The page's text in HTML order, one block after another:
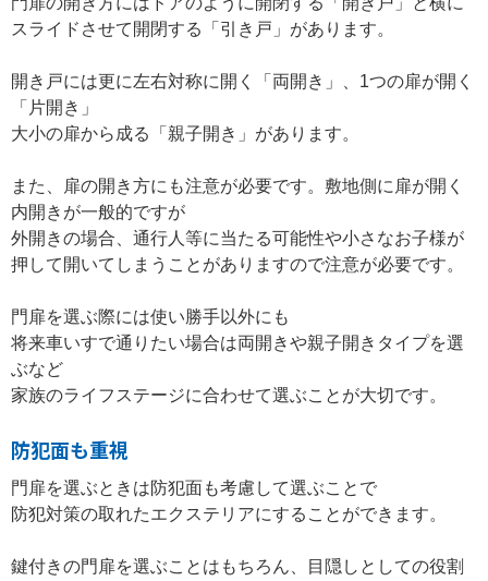
スライドさせて開閉する「引き戸」があります。
開き戸には更に左右対称に開く「両開き」、1つの扉が開く
「片開き」
大小の扉から成る「親子開き」があります。
また、扉の開き方にも注意が必要です。敷地側に扉が開く
内開きが一般的ですが
外開きの場合、通行人等に当たる可能性や小さなお子様が
押して開いてしまうことがありますので注意が必要です。
門扉を選ぶ際には使い勝手以外にも
将来車いすで通りたい場合は両開きや親子開きタイプを選
ぶなど
家族のライフステージに合わせて選ぶことが大切です。
防犯面も重視
門扉を選ぶときは防犯面も考慮して選ぶことで
防犯対策の取れたエクステリアにすることができます。
鍵付きの門扉を選ぶことはもちろん、目隠しとしての役割